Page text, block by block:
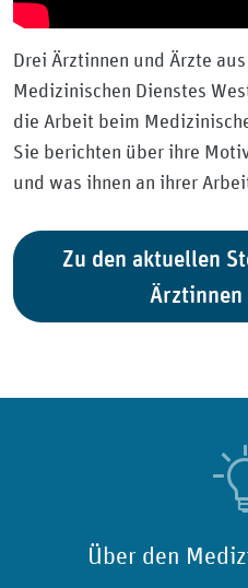
Drei Ärztinnen und Ärzte
Medizinischen Dienstes
die Arbeit beim
Sie berichten über ihre
und was ihnen an ihrer
Zu den aktuellen
Über den